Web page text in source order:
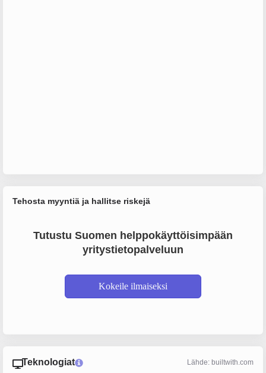
Tehosta myyntiä ja hallitse riskejä
Tutustu Suomen helppokäyttöisimpään
yritystietopalveluun
Kokeile ilmaiseksi
Teknologiat Lähde: builtwith.com